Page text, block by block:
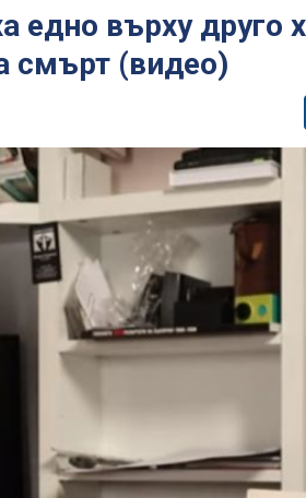
едно върху друго
смърт (видео)